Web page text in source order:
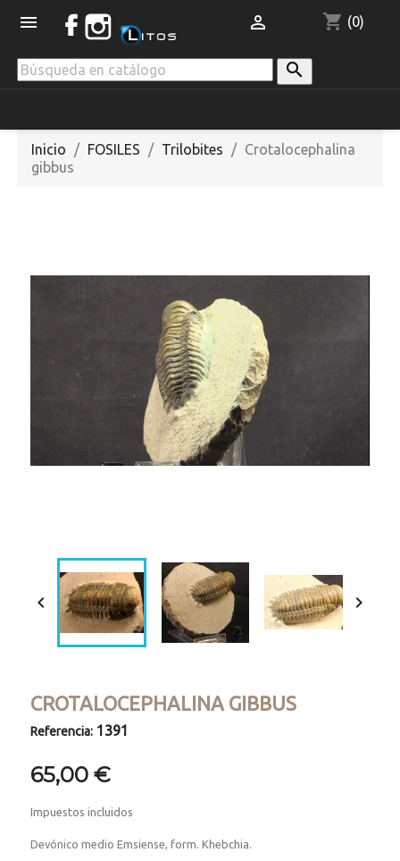
 shopping_cart (0)


Inicio FOSILES Trilobites
Crotalocephalina
gibbus
 
CROTALOCEPHALINA GIBBUS
Referencia: 1391
65,00 €
Impuestos incluidos
Devónico medio Emsiense, form. Khebchia.